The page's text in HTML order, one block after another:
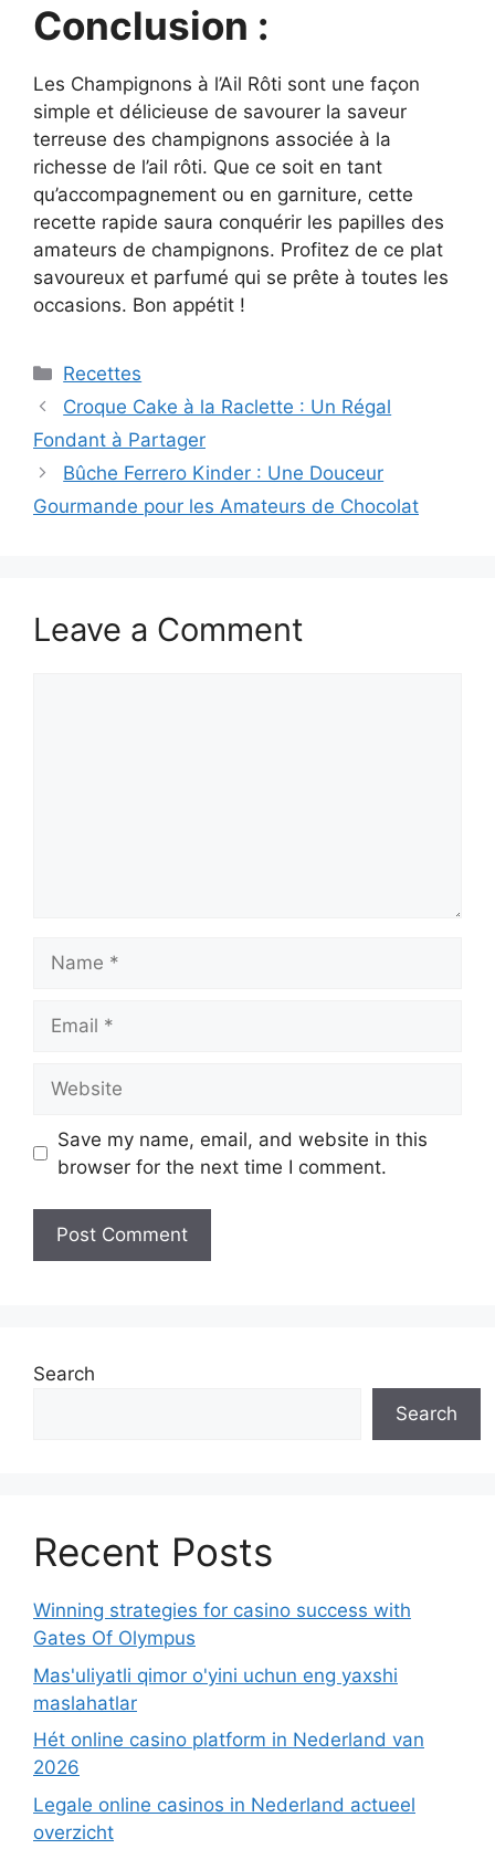
Conclusion :
Les Champignons à l’Ail Rôti sont une façon
simple et délicieuse de savourer la saveur
terreuse des champignons associée à la
richesse de l’ail rôti. Que ce soit en tant
qu’accompagnement ou en garniture, cette
recette rapide saura conquérir les papilles des
amateurs de champignons. Profitez de ce plat
savoureux et parfumé qui se prête à toutes les
occasions. Bon appétit !
Categories
Recettes
Croque Cake à la Raclette : Un Régal
Fondant à Partager
Bûche Ferrero Kinder : Une Douceur
Gourmande pour les Amateurs de Chocolat
Leave a Comment
Save my name, email, and website in this
browser for the next time I comment.
Search
Search
Recent Posts
Winning strategies for casino success with
Gates Of Olympus
Mas'uliyatli qimor o'yini uchun eng yaxshi
maslahatlar
Hét online casino platform in Nederland van
2026
Legale online casinos in Nederland actueel
overzicht